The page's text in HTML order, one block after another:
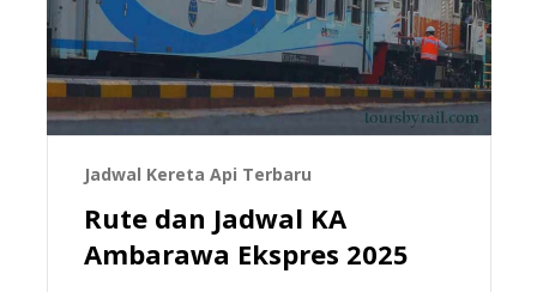
Jadwal Kereta Api Terbaru
Rute dan Jadwal KA
Ambarawa Ekspres 2025